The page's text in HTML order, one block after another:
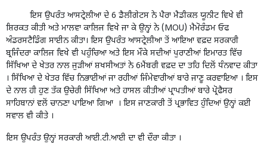
ਇਸ ਉਪਰੰਤ ਆਸਟ੍ਰੇਲੀਆ ਦੇ 6 ਡੈਲੀਗੇਟਸ ਨੇ ਪੈਰਾ ਮੈਡੀਕਲ ਯੂਨੀਟ ਵਿਖੇ ਵੀ
ਸ਼ਿਰਕਤ ਕੀਤੀ ਅਤੇ ਮਾਲਵਾ ਕਾਲਿਜ ਵਿਖੇ ਜਾ ਕੇ ਉਨ੍ਹਾਂ ਨੇ (MOU) ਮੈਮੋਰੰਡਮ ਓਫ
ਅੰਡਰਸਟੈਡਿੰਗ ਸਾਈਨ ਕੀਤਾ। ਇਸ ਉਪਰੰਤ ਆਸਟ੍ਰੇਲੀਆ ਤੋਂ ਆਇਆ ਵਫ਼ਦ ਸਰਕਾਰੀ
ਬ੍ਰਜਿੰਦਰਾ ਕਾਲਿਜ ਵਿਖੇ ਵੀ ਪਹੁੰਚਿਆ ਅਤੇ ਇਸ ਮੌਕੇ ਸਦੀਆਂ ਪੁਰਾਣੀਆਂ ਇਮਾਰਤ ਵਿੱਚ
ਸਿੱਖਿਆ ਦੇ ਖੇਤਰ ਨਾਲ ਜੁੜੀਆਂ ਸ਼ਖਸੀਅਤਾਂ ਨੇ 6ਮੈਂਬਰੀ ਵਫ਼ਦ ਦਾ ਤਹਿ ਦਿਲੋਂ ਧੰਨਵਾਦ ਕੀਤਾ
। ਸਿੱਖਿਆ ਦੇ ਖੇਤਰ ਵਿੱਚ ਨਿਭਾਈਆਂ ਜਾ ਰਹੀਆਂ ਜਿੰਮੇਵਾਰੀਆਂ ਬਾਰੇ ਜਾਣੂ ਕਰਵਾਇਆ । ਇਸ
ਦੇ ਨਾਲ ਹੀ ਹੁਣ ਤੱਕ ਉਚੇਰੀ ਸਿੱਖਿਆ ਅਤੇ ਹਾਸਲ ਕੀਤੀਆਂ ਪ੍ਰਾਪਤੀਆਂ ਬਾਰੇ ਪ੍ਰੋਫੈਸਰ
ਸਾਹਿਬਾਨਾਂ ਵਲੋਂ ਚਾਨਣਾ ਪਾਇਆ ਗਿਆ । ਇਸ ਜਾਣਕਾਰੀ ਤੋਂ ਪ੍ਰਭਾਵਿਤ ਹੁੰਦਿਆਂ ਉਨ੍ਹਾਂ ਕਈ
ਸਵਾਲ ਵੀ ਕੀਤੇ ।
ਇਸ ਉਪਰੰਤ ਉਨ੍ਹਾਂ ਸਰਕਾਰੀ ਆਈ.ਟੀ.ਆਈ ਦਾ ਵੀ ਦੌਰਾ ਕੀਤਾ ।